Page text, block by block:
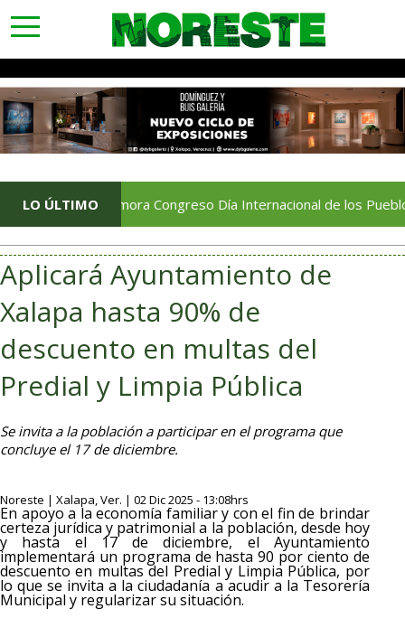
toggle
navigation
LO ÚLTIMO
Conmemora Congreso Día Internacional de los Pueblos
Aplicará Ayuntamiento de
Xalapa hasta 90% de
descuento en multas del
Predial y Limpia Pública
Se invita a la población a participar en el programa que
concluye el 17 de diciembre.
Noreste | Xalapa, Ver. | 02 Dic 2025 - 13:08hrs
En apoyo a la economía familiar y con el fin de brindar
certeza jurídica y patrimonial a la población, desde hoy
y hasta el 17 de diciembre, el Ayuntamiento
implementará un programa de hasta 90 por ciento de
descuento en multas del Predial y Limpia Pública, por
lo que se invita a la ciudadanía a acudir a la Tesorería
Municipal y regularizar su situación.